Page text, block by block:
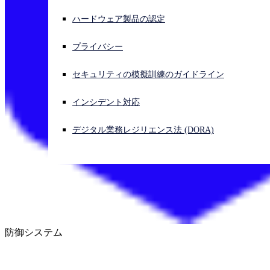
サイバー攻撃を受けている場合、連絡先はこちら
ハードウェア製品の認定
プライバシー
セキュリティの模擬訓練のガイドライン
インシデント対応
デジタル業務レジリエンス法 (DORA)
防御システム